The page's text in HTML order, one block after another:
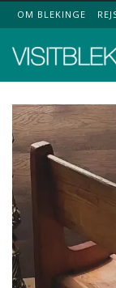
Top Menu
OM BLEKINGE